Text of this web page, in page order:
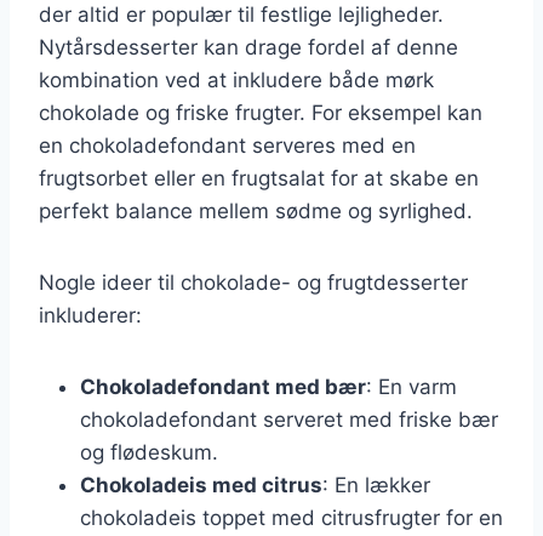
der altid er populær til festlige lejligheder.
Nytårsdesserter kan drage fordel af denne
kombination ved at inkludere både mørk
chokolade og friske frugter. For eksempel kan
en chokoladefondant serveres med en
frugtsorbet eller en frugtsalat for at skabe en
perfekt balance mellem sødme og syrlighed.
Nogle ideer til chokolade- og frugtdesserter
inkluderer:
Chokoladefondant med bær: En varm
chokoladefondant serveret med friske bær
og flødeskum.
Chokoladeis med citrus: En lækker
chokoladeis toppet med citrusfrugter for en